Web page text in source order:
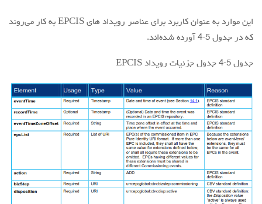
این موارد به عنوان کاربرد برای عناصر رویداد های EPCIS به کار می‌روند
که در جدول 5-4 آورده شده‌اند.
جدول 5-4 جدول جزئیات رویداد EPCIS